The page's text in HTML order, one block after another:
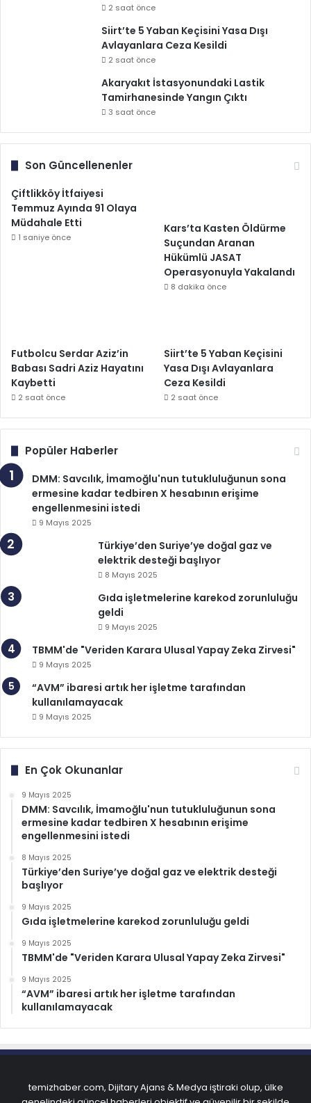
2 saat önce
Siirt’te 5 Yaban Keçisini Yasa Dışı
Avlayanlara Ceza Kesildi
2 saat önce
Akaryakıt İstasyonundaki Lastik
Tamirhanesinde Yangın Çıktı
3 saat önce
Son Güncellenenler
Çiftlikköy İtfaiyesi
Temmuz Ayında 91 Olaya
Müdahale Etti
1 saniye önce
Kars’ta Kasten Öldürme
Suçundan Aranan
Hükümlü JASAT
Operasyonuyla Yakalandı
8 dakika önce
Futbolcu Serdar Aziz’in
Babası Sadri Aziz Hayatını
Kaybetti
2 saat önce
Siirt’te 5 Yaban Keçisini
Yasa Dışı Avlayanlara
Ceza Kesildi
2 saat önce
Popüler Haberler
DMM: Savcılık, İmamoğlu'nun tutukluluğunun sona
ermesine kadar tedbiren X hesabının erişime
engellenmesini istedi
9 Mayıs 2025
Türkiye’den Suriye’ye doğal gaz ve
elektrik desteği başlıyor
8 Mayıs 2025
Gıda işletmelerine karekod zorunluluğu
geldi
9 Mayıs 2025
TBMM'de "Veriden Karara Ulusal Yapay Zeka Zirvesi"
9 Mayıs 2025
“AVM” ibaresi artık her işletme tarafından
kullanılamayacak
9 Mayıs 2025
En Çok Okunanlar
9 Mayıs 2025
DMM: Savcılık, İmamoğlu'nun tutukluluğunun sona
ermesine kadar tedbiren X hesabının erişime
engellenmesini istedi
8 Mayıs 2025
Türkiye’den Suriye’ye doğal gaz ve elektrik desteği
başlıyor
9 Mayıs 2025
Gıda işletmelerine karekod zorunluluğu geldi
9 Mayıs 2025
TBMM'de "Veriden Karara Ulusal Yapay Zeka Zirvesi"
9 Mayıs 2025
“AVM” ibaresi artık her işletme tarafından
kullanılamayacak
temizhaber.com, Dijitary Ajans & Medya iştiraki olup, ülke